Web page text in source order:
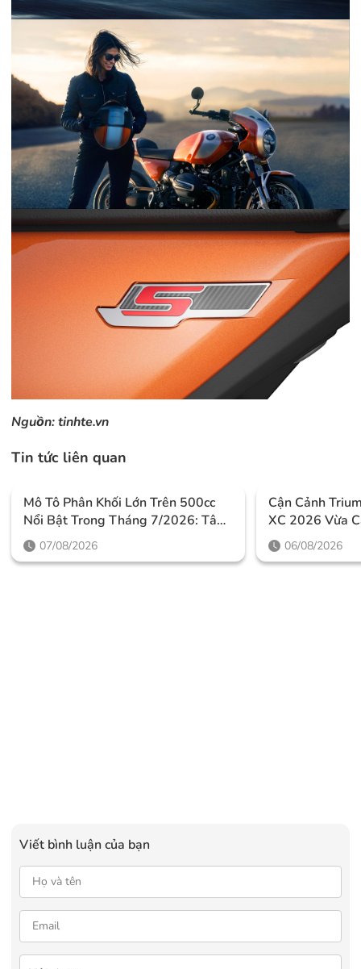
Nguồn:tinhte.vn
Tin tức liên quan
Mô Tô Phân Khối Lớn Trên 500cc
Nổi Bật Trong Tháng 7/2026: Tâm
Điểm Là Công Nghệ, Phiên Bản
Giới Hạn Và Những Cấu Hình
07/08/2026
Cận Cảnh
XC 2026 Vừa
Thiết Kế Đậm
Mức Giá Dễ
06/08/2026
Viết bình luận của bạn